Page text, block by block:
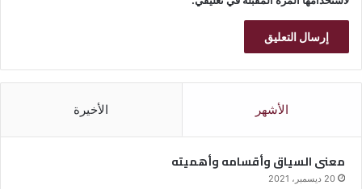
الأشهر الأخيرة
معنى السياق وأقسامه وأهميته
20 ديسمبر، 2021